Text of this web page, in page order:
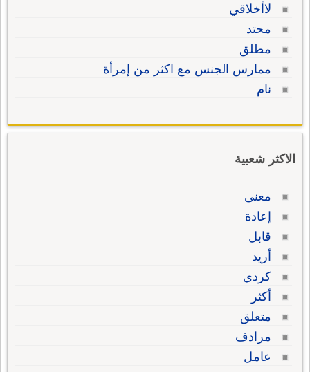
لاأخلاقي
محتد
مطلق
ممارس الجنس مع اكثر من إمرأة
نام
الاكثر شعبية
معنى
إعادة
قابل
أريد
كردي
أكثر
متعلق
مرادف
عامل